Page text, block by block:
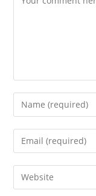
Enter
your
name
comment
Enter
your
email
address
Enter
your